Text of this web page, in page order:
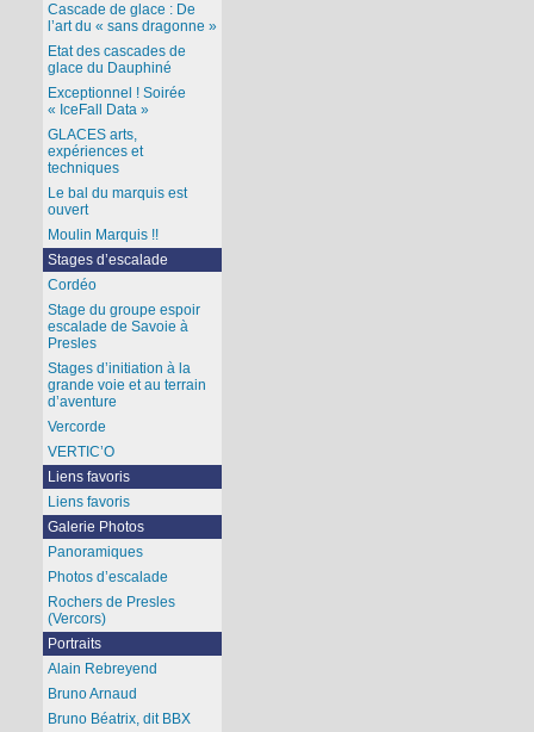
Cascade de glace : De
l’art du « sans dragonne »
Etat des cascades de
glace du Dauphiné
Exceptionnel ! Soirée
« IceFall Data »
GLACES arts,
expériences et
techniques
Le bal du marquis est
ouvert
Moulin Marquis !!
Stages d’escalade
Cordéo
Stage du groupe espoir
escalade de Savoie à
Presles
Stages d’initiation à la
grande voie et au terrain
d’aventure
Vercorde
VERTIC’O
Liens favoris
Liens favoris
Galerie Photos
Panoramiques
Photos d’escalade
Rochers de Presles
(Vercors)
Portraits
Alain Rebreyend
Bruno Arnaud
Bruno Béatrix, dit BBX